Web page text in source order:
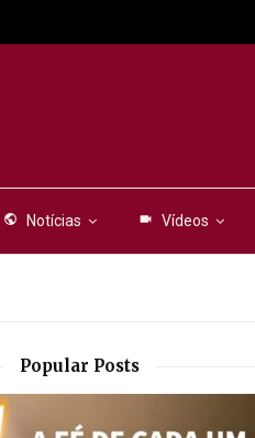
public Notícias videocam Vídeos
Popular Posts